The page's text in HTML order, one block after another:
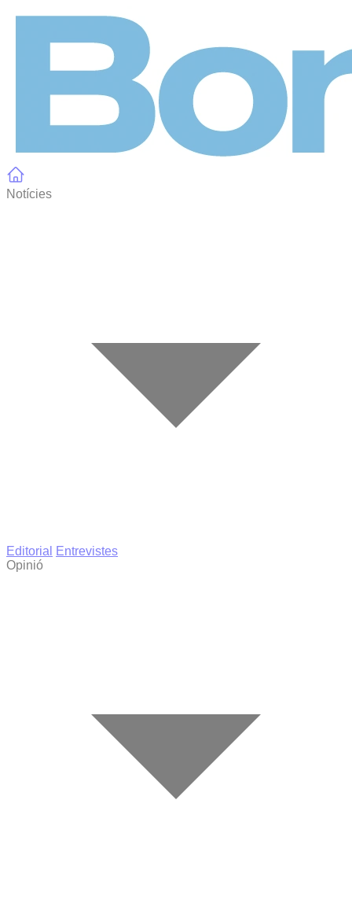
Notícies
Editorial
Entrevistes
Opinió